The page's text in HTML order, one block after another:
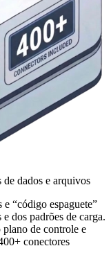
de dados e arquivos
“código espaguete”
dos padrões de carga.
de controle e
conectores